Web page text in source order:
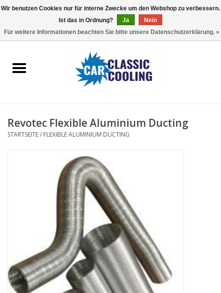
Komplette Kits
Controller
Revotec Flexible Aluminium Ducting
STARTSEITE/ FLEXIBLE ALUMINIUM DUCTING
Wir benutzen Cookies nur für interne Zwecke um den Webshop zu verbessern.
Ist das in Ordnung?
Ja
Nein
Für weitere Informationen beachten Sie bitte unsere Datenschutzerklärung. »